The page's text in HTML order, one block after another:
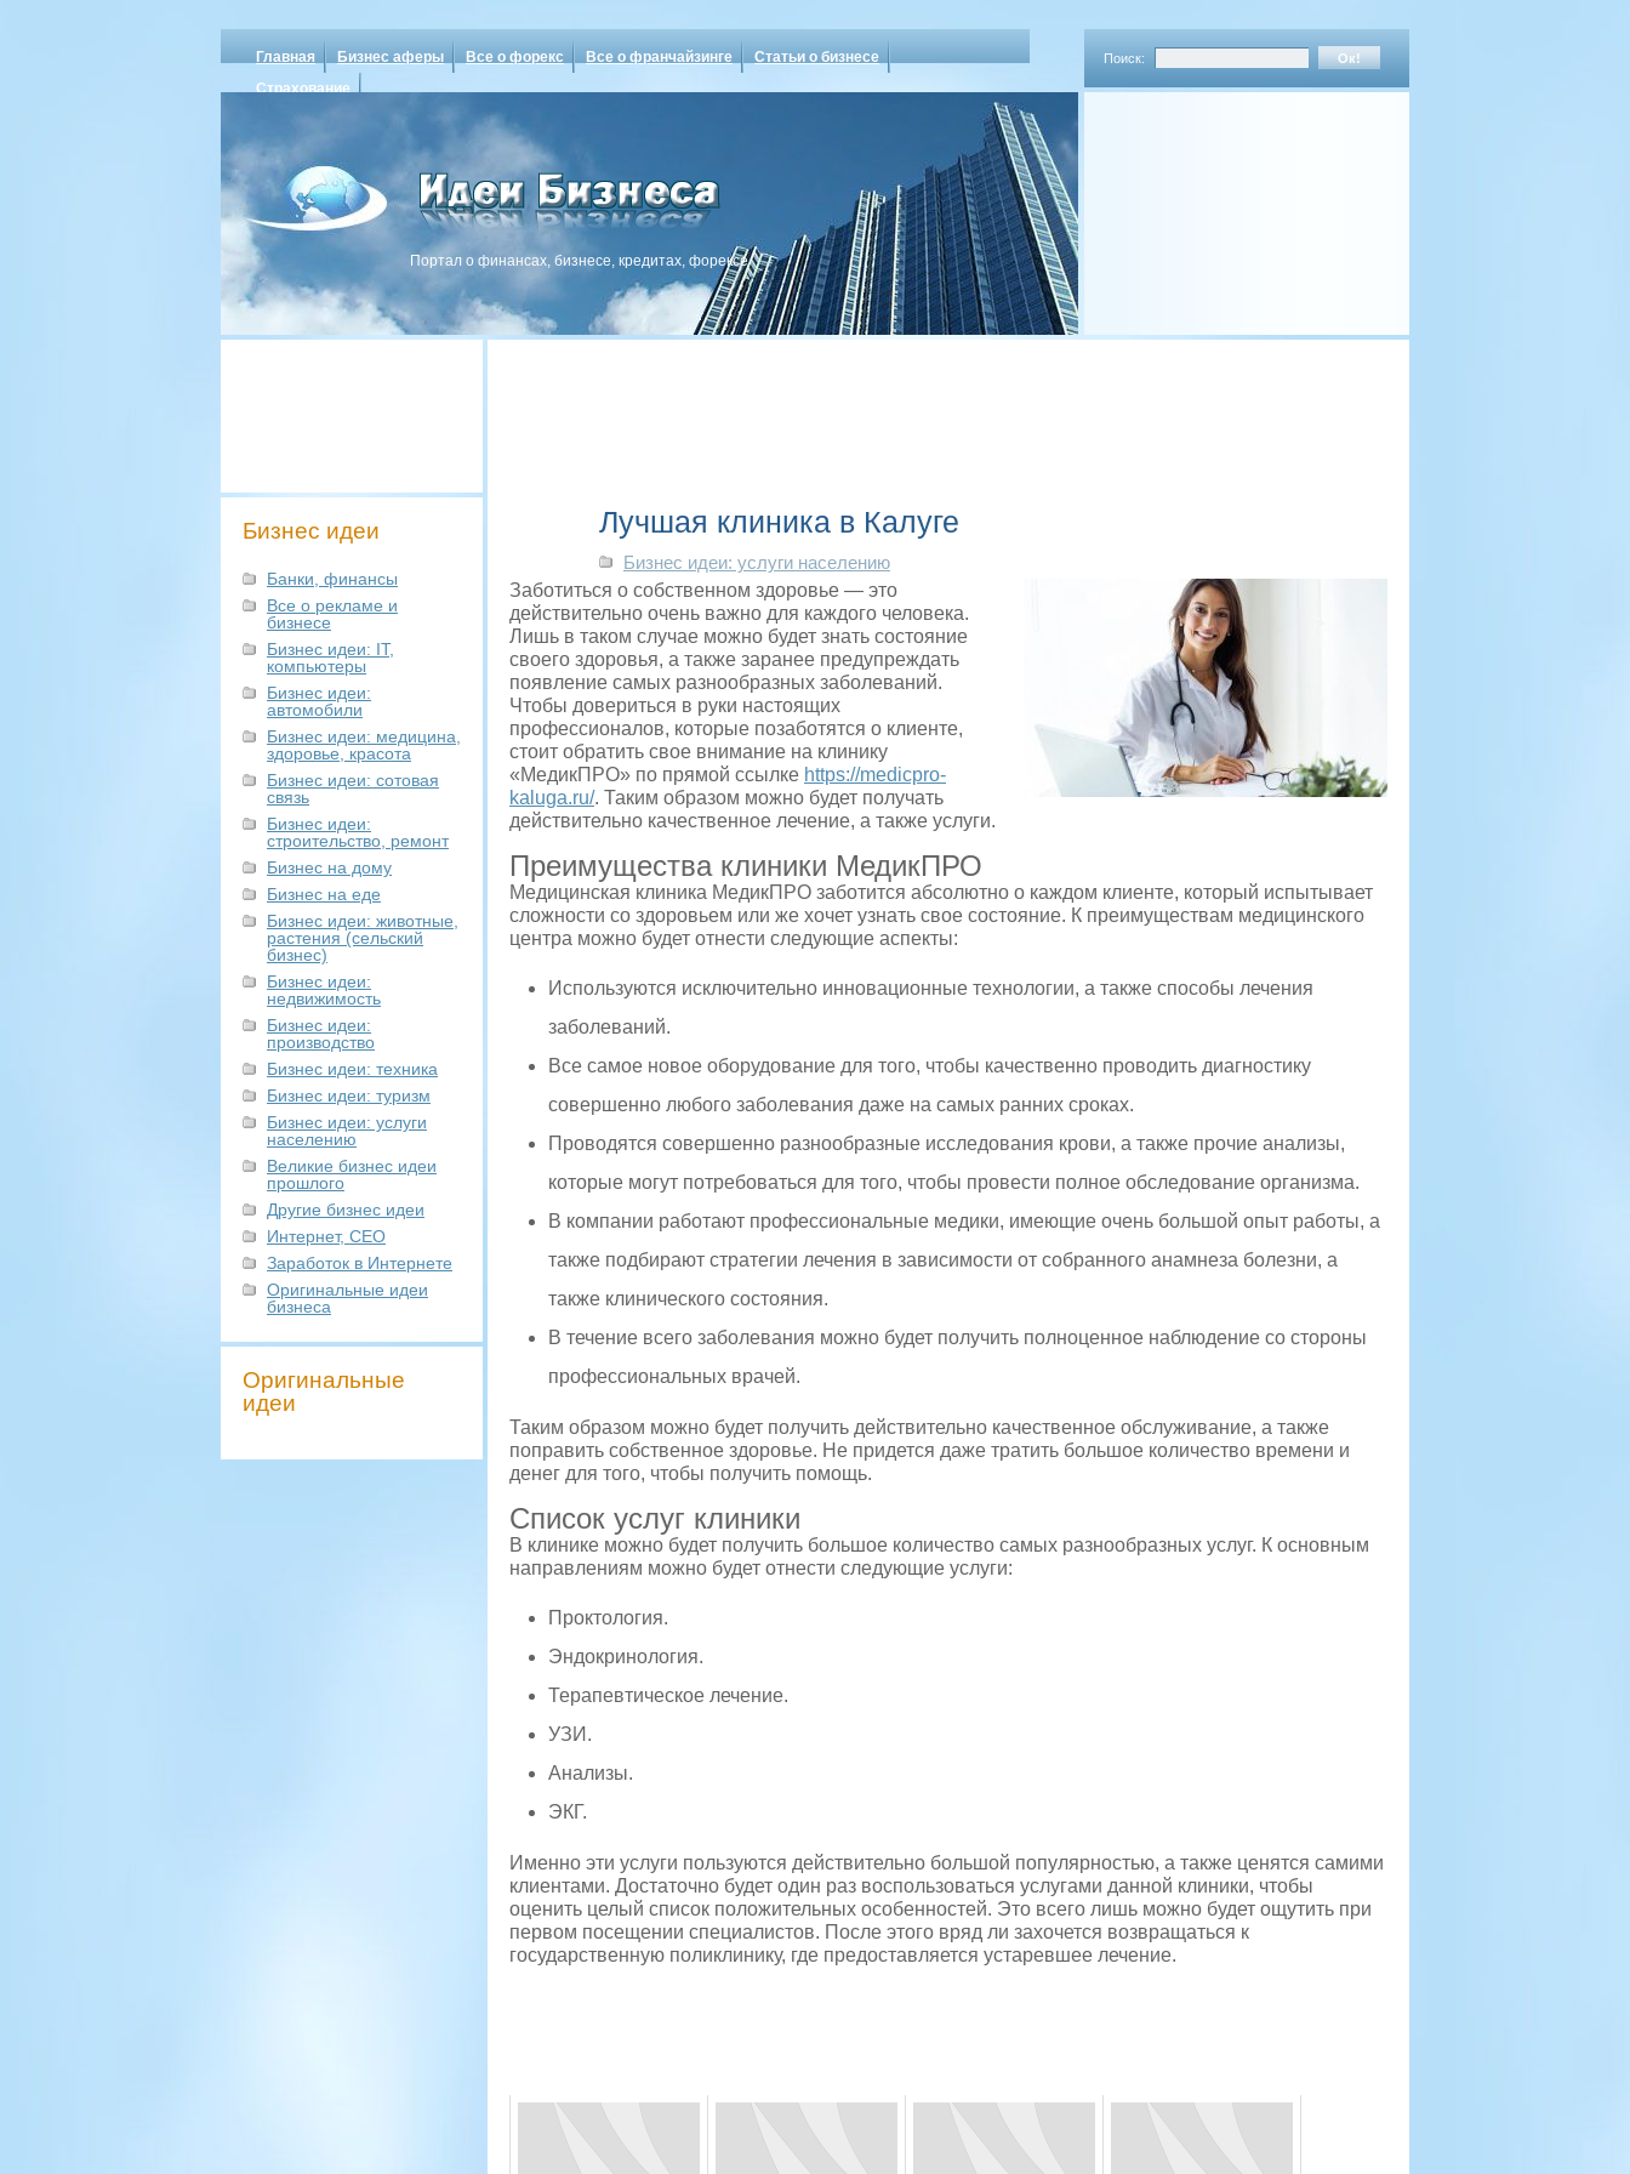
Главная Бизнес аферы Все о форекс Все о франчайзинге
Статьи о бизнесе
Страхование
Поиск:
Портал о финансах, бизнесе, кредитах, форексе
Бизнес идеи
Банки, финансы
Все о рекламе и
бизнесе
Бизнес идеи: IT,
компьютеры
Бизнес идеи:
автомобили
Бизнес идеи: медицина,
здоровье, красота
Бизнес идеи: сотовая
связь
Бизнес идеи:
строительство, ремонт
Бизнес на дому
Бизнес на еде
Бизнес идеи: животные,
растения (сельский
бизнес)
Бизнес идеи:
недвижимость
Бизнес идеи:
производство
Бизнес идеи: техника
Бизнес идеи: туризм
Бизнес идеи: услуги
населению
Великие бизнес идеи
прошлого
Другие бизнес идеи
Интернет, СЕО
Заработок в Интернете
Оригинальные идеи
бизнеса
Оригинальные
идеи
Лучшая клиника в Калуге
Бизнес идеи: услуги населению
Заботиться о собственном здоровье — это
действительно очень важно для каждого человека.
Лишь в таком случае можно будет знать состояние
своего здоровья, а также заранее предупреждать
появление самых разнообразных заболеваний.
Чтобы довериться в руки настоящих
профессионалов, которые позаботятся о клиенте,
стоит обратить свое внимание на клинику
«МедикПРО» по прямой ссылке https://medicpro-
kaluga.ru/. Таким образом можно будет получать
действительно качественное лечение, а также услуги.
Преимущества клиники МедикПРО
Медицинская клиника МедикПРО заботится абсолютно о каждом клиенте, который испытывает
сложности со здоровьем или же хочет узнать свое состояние. К преимуществам медицинского
центра можно будет отнести следующие аспекты:
Используются исключительно инновационные технологии, а также способы лечения
заболеваний.
Все самое новое оборудование для того, чтобы качественно проводить диагностику
совершенно любого заболевания даже на самых ранних сроках.
Проводятся совершенно разнообразные исследования крови, а также прочие анализы,
которые могут потребоваться для того, чтобы провести полное обследование организма.
В компании работают профессиональные медики, имеющие очень большой опыт работы, а
также подбирают стратегии лечения в зависимости от собранного анамнеза болезни, а
также клинического состояния.
В течение всего заболевания можно будет получить полноценное наблюдение со стороны
профессиональных врачей.
Таким образом можно будет получить действительно качественное обслуживание, а также
поправить собственное здоровье. Не придется даже тратить большое количество времени и
денег для того, чтобы получить помощь.
Список услуг клиники
В клинике можно будет получить большое количество самых разнообразных услуг. К основным
направлениям можно будет отнести следующие услуги:
Проктология.
Эндокринология.
Терапевтическое лечение.
УЗИ.
Анализы.
ЭКГ.
Именно эти услуги пользуются действительно большой популярностью, а также ценятся самими
клиентами. Достаточно будет один раз воспользоваться услугами данной клиники, чтобы
оценить целый список положительных особенностей. Это всего лишь можно будет ощутить при
первом посещении специалистов. После этого вряд ли захочется возвращаться к
государственную поликлинику, где предоставляется устаревшее лечение.